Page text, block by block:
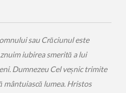
sau Crăciunul este
iubirea smerită a lui
Dumnezeu Cel veșnic trimite
mântuiască lumea. Hristos